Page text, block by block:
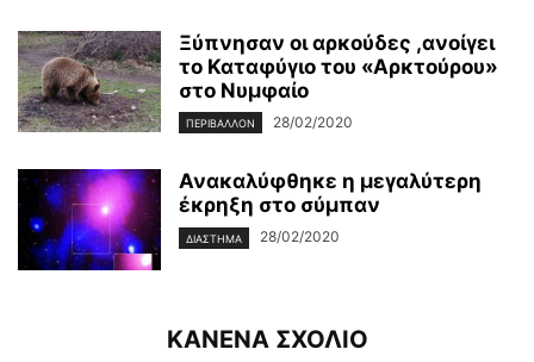
Ξύπνησαν οι αρκούδες ,ανοίγει
το Καταφύγιο του «Αρκτούρου»
στο Νυμφαίο
ΠΕΡΙΒΆΛΛΟΝ 28/02/2020
Ανακαλύφθηκε η μεγαλύτερη
έκρηξη στο σύμπαν
ΔΙΆΣΤΗΜΑ 28/02/2020
ΚΑΝΕΝΑ ΣΧΟΛΙΟ